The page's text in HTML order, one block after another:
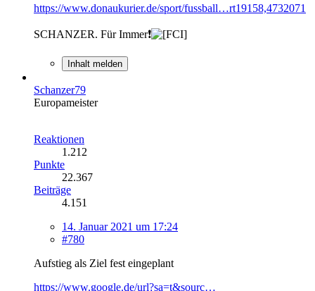
https://www.donaukurier.de/sport/fussball…rt19158,4732071
SCHANZER. Für Immer❗
Inhalt melden
Schanzer79
Europameister
Reaktionen
1.212
Punkte
22.367
Beiträge
4.151
14. Januar 2021 um 17:24
#780
Aufstieg als Ziel fest eingeplant
https://www.google.de/url?sa=t&sourc…